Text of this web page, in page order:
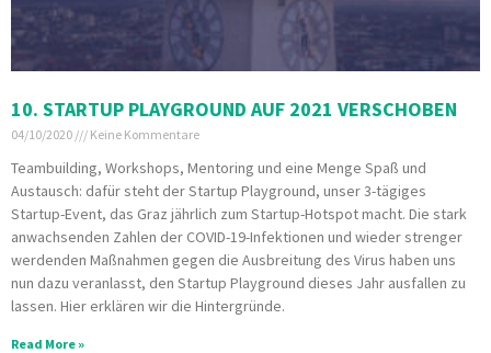
10. STARTUP PLAYGROUND AUF 2021 VERSCHOBEN
04/10/2020 Keine Kommentare
Teambuilding, Workshops, Mentoring und eine Menge Spaß und
Austausch: dafür steht der Startup Playground, unser 3-tägiges
Startup-Event, das Graz jährlich zum Startup-Hotspot macht. Die stark
anwachsenden Zahlen der COVID-19-Infektionen und wieder strenger
werdenden Maßnahmen gegen die Ausbreitung des Virus haben uns
nun dazu veranlasst, den Startup Playground dieses Jahr ausfallen zu
lassen. Hier erklären wir die Hintergründe.
Read More »